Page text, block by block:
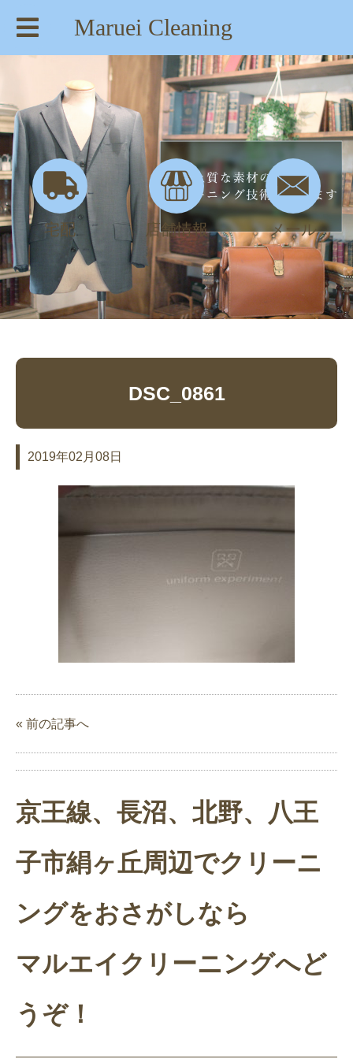
Maruei Cleaning
【住所】：東京都八王子市絹ヶ丘1-22-20
【TEL】：042-635-6234
【営業時間】：AM 8:00～PM 7:30
宅配 店舗情報 メール
DSC_0861 | maruei-cleaning.com
DSC_0861
2019年02月08日
« 前の記事へ
京王線、長沼、北野、八王
子市絹ヶ丘周辺でクリーニ
ングをおさがしなら
マルエイクリーニングへど
うぞ！